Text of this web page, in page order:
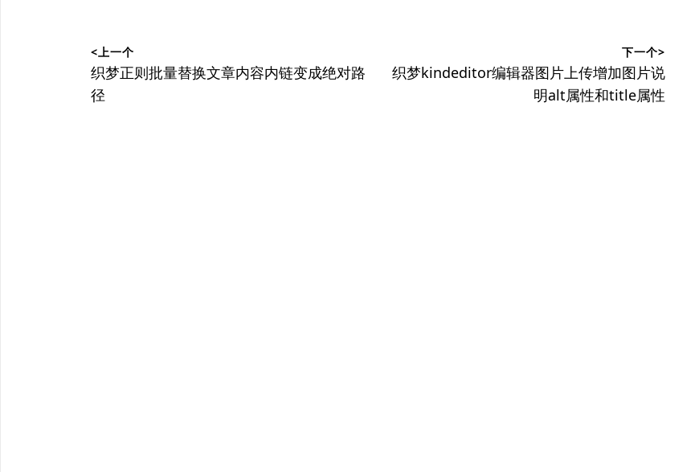
章
导
<上一个
上
篇
织梦正则批量替换文章内容内链变成绝对路
径
下一个>
下
织梦kindeditor编辑器图片上传增加图片说
明alt属性和title属性